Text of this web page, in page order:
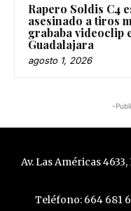
Rapero Soldis C4
asesinado a tiros
grababa videoclip
Guadalajara
agosto 1, 2026
-
Av. Las Américas 4633,
Teléfono: 664 681